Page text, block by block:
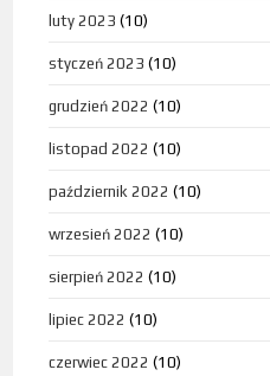
luty 2023 (10)
styczeń 2023 (10)
grudzień 2022 (10)
listopad 2022 (10)
październik 2022 (10)
wrzesień 2022 (10)
sierpień 2022 (10)
lipiec 2022 (10)
czerwiec 2022 (10)